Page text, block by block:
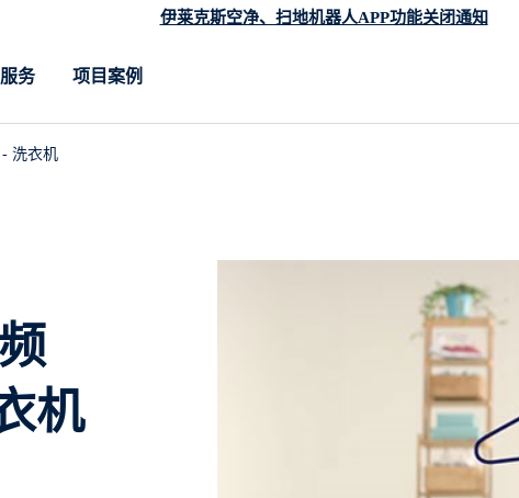
伊莱克斯空净、扫地机器人APP功能关闭通知
务 项目案例
洗衣机
机